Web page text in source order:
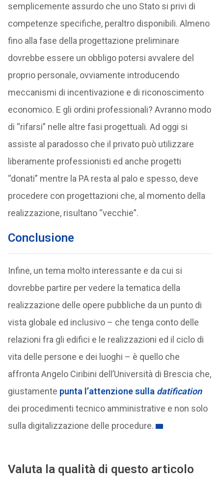
semplicemente assurdo che uno Stato si privi di
competenze specifiche, peraltro disponibili. Almeno
fino alla fase della progettazione preliminare
dovrebbe essere un obbligo potersi avvalere del
proprio personale, ovviamente introducendo
meccanismi di incentivazione e di riconoscimento
economico. E gli ordini professionali? Avranno modo
di “rifarsi” nelle altre fasi progettuali. Ad oggi si
assiste al paradosso che il privato può utilizzare
liberamente professionisti ed anche progetti
“donati” mentre la PA resta al palo e spesso, deve
procedere con progettazioni che, al momento della
realizzazione, risultano “vecchie”.
Conclusione
Infine, un tema molto interessante e da cui si
dovrebbe partire per vedere la tematica della
realizzazione delle opere pubbliche da un punto di
vista globale ed inclusivo – che tenga conto delle
relazioni fra gli edifici e le realizzazioni ed il ciclo di
vita delle persone e dei luoghi – è quello che
affronta Angelo Ciribini dell’Università di Brescia che,
giustamente punta l’attenzione sulla datification
dei procedimenti tecnico amministrative e non solo
sulla digitalizzazione delle procedure.
Valuta la qualità di questo articolo